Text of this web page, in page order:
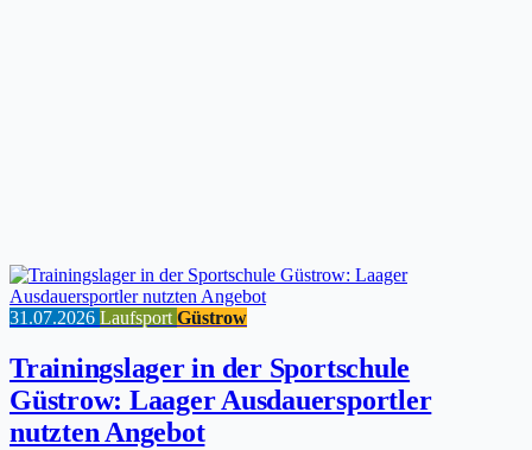
31.07.2026 LaufsportGüstrow
Trainingslager in der Sportschule
Güstrow: Laager Ausdauersportler
nutzten Angebot